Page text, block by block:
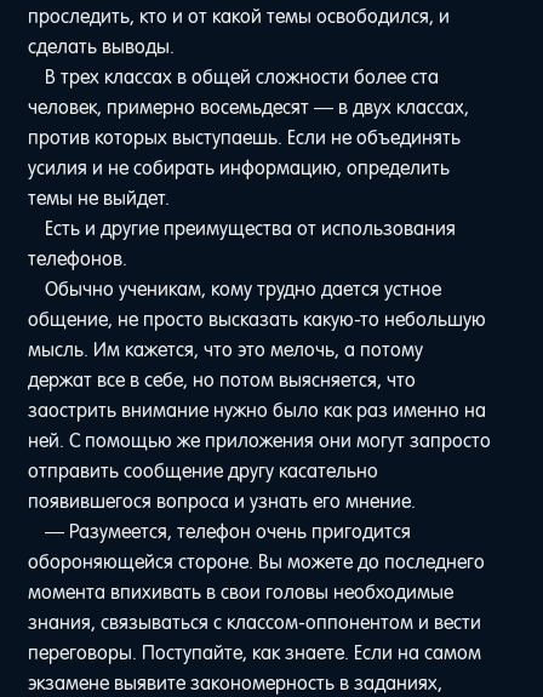
проследить, кто и от какой темы освободился, и
сделать выводы.
В трех классах в общей сложности более ста
человек, примерно восемьдесят — в двух классах,
против которых выступаешь. Если не объединять
усилия и не собирать информацию, определить
темы не выйдет.
Есть и другие преимущества от использования
телефонов.
Обычно ученикам, кому трудно дается устное
общение, не просто высказать какую-то небольшую
мысль. Им кажется, что это мелочь, а потому
держат все в себе, но потом выясняется, что
заострить внимание нужно было как раз именно на
ней. С помощью же приложения они могут запросто
отправить сообщение другу касательно
появившегося вопроса и узнать его мнение.
— Разумеется, телефон очень пригодится
обороняющейся стороне. Вы можете до последнего
момента впихивать в свои головы необходимые
знания, связываться с классом-оппонентом и вести
переговоры. Поступайте, как знаете. Если на самом
экзамене выявите закономерность в заданиях,